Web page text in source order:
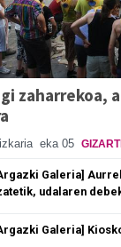
zaharrekoa,
eka 05
Galeria]
udalaren
Galeria]